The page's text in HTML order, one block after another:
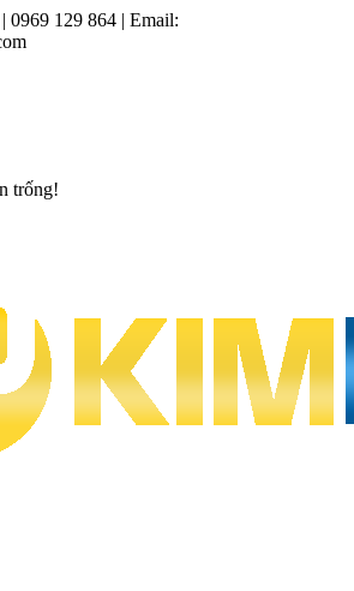
0969 129 864 | Email:
trống!